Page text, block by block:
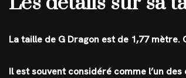
La taille de G Dragon est de 1,77
Il est souvent considéré comme l’un